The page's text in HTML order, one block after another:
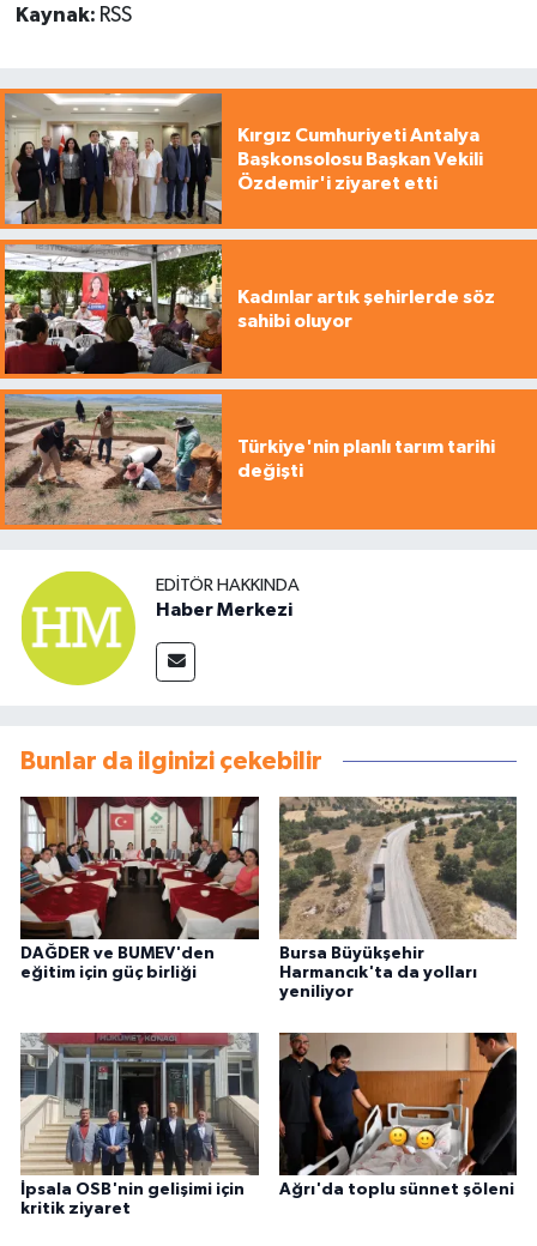
Kaynak: RSS
Kırgız Cumhuriyeti Antalya
Başkonsolosu Başkan Vekili
Özdemir'i ziyaret etti
Kadınlar artık şehirlerde söz
sahibi oluyor
Türkiye'nin planlı tarım tarihi
değişti
EDITÖR HAKKINDA
Haber Merkezi
Bunlar da ilginizi çekebilir
DAĞDER ve BUMEV'den
eğitim için güç birliği
Bursa Büyükşehir
Harmancık'ta da yolları
yeniliyor
İpsala OSB'nin gelişimi için
kritik ziyaret
Ağrı'da toplu sünnet şöleni